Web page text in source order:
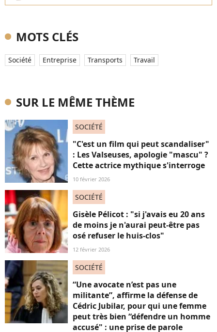
MOTS CLÉS
Société Entreprise Transports Travail
SUR LE MÊME THÈME
SOCIÉTÉ
"C'est un film qui peut scandaliser"
: Les Valseuses, apologie "mascu" ?
Cette actrice mythique s'interroge
10 février 2026
SOCIÉTÉ
Gisèle Pélicot : "si j'avais eu 20 ans
de moins je n'aurai peut-être pas
osé refuser le huis-clos"
12 février 2026
SOCIÉTÉ
“Une avocate n’est pas une
militante”, affirme la défense de
Cédric Jubilar, pour qui une femme
peut très bien “défendre un homme
accusé" : une prise de parole